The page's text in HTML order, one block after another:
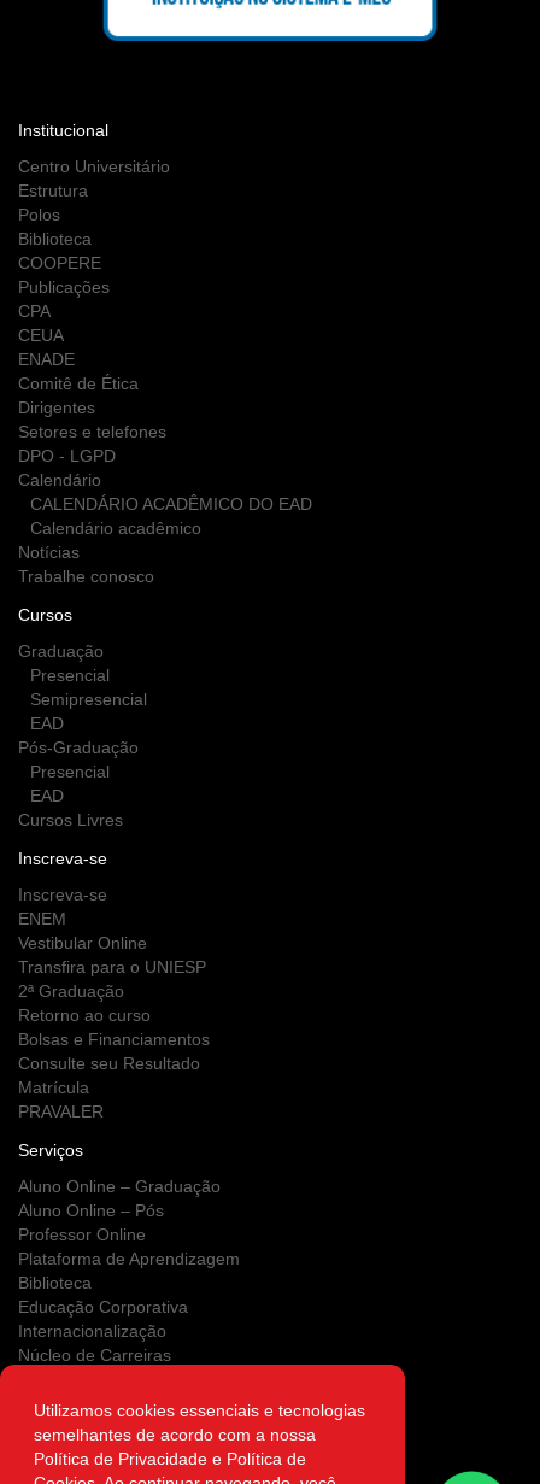
Utilizamos cookies essenciais e tecnologias
semelhantes de acordo com a nossa
Política de Privacidade e Política de
Institucional
Centro Universitário
Estrutura
Polos
Biblioteca
COOPERE
Publicações
CPA
CEUA
ENADE
Comitê de Ética
Dirigentes
Setores e telefones
DPO - LGPD
Calendário
CALENDÁRIO ACADÊMICO DO EAD
Calendário acadêmico
Notícias
Trabalhe conosco
Cursos
Graduação
Presencial
Semipresencial
EAD
Pós-Graduação
Presencial
EAD
Cursos Livres
Inscreva-se
Inscreva-se
ENEM
Vestibular Online
Transfira para o UNIESP
2ª Graduação
Retorno ao curso
Bolsas e Financiamentos
Consulte seu Resultado
Matrícula
PRAVALER
Serviços
Aluno Online – Graduação
Aluno Online – Pós
Professor Online
Plataforma de Aprendizagem
Biblioteca
Educação Corporativa
Internacionalização
Núcleo de Carreiras
NUPS
Clínica Escola
Área do Egresso
Atendimento on-line